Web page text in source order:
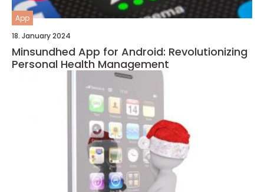
App
18. January 2024
Minsundhed App for Android: Revolutionizing
Personal Health Management